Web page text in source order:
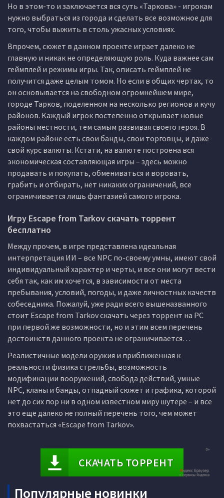
Но в этом-то и заключается вся суть «Таркова» - игрокам
нужно выбраться из города и сделать все возможное для
того, чтобы выжить в столь ужасных условиях.
Впрочем, сюжет в данном проекте играет далеко не
главную и никак не определяющую роль. Куда важнее сам
геймплей и режимы игры. Так, описать геймплей не
получится даже целым томом. Но если в общих чертах, то
он основывается на свободном огромнейшем мире,
городе Тарков, поделенном на несколько регионов и кучу
районов. Каждый игрок постепенно открывает новые
районы местности, тем самым развивая своего героя. В
каждом районе есть свои банды, свои торговцы, и даже
свой курс валюты. Кстати, на валюте построена вся
экономическая составляющая игры – здесь можно
продавать и покупать, обмениваться и воровать,
грабить и отбирать, нет никаких ограничений, все
ограничивается лишь фантазией самого игрока.
Игру Escape from Tarkov скачать торрент
бесплатно
Между прочем, в игре представлена идеальная
интерпретация ИИ – все NPC по-своему умны, имеют свой
индивидуальный характер и черты, и все они могут вести
себя так, как им хочется, в зависимости от места
пребывания, условий, погоды, и даже личностных качеств
собеседника. Пожалуй, уже ради всего вышеназванного
стоит Escape from Tarkov скачать через торрент на PC
при первой же возможности, но и этим всем перечень
достоинств данного проекта не ограничивается…
Реалистичные модели оружия и приближенная к
реальности физика стрельбы, возможность
модификации вооружений, свобода действий, умные
NPC, кланы и банды, отпадный сюжет и графика, которой
нет до сих пор ни в одном известном миру шутере – и все
это еще далеко не полный перечень того, чем может
похвастаться «Escape from Tarkov».
СКАЧАТЬ ТОРРЕНТ
Популярные новинки